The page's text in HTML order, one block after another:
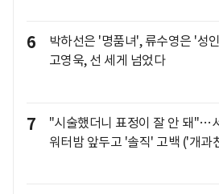
6
박하선은 '명품녀', 류수영은 '성
고영욱, 선 세게 넘었다
7
"시술했더니 표정이 잘 안 돼"…
워터밤 앞두고 '솔직' 고백 ('개과